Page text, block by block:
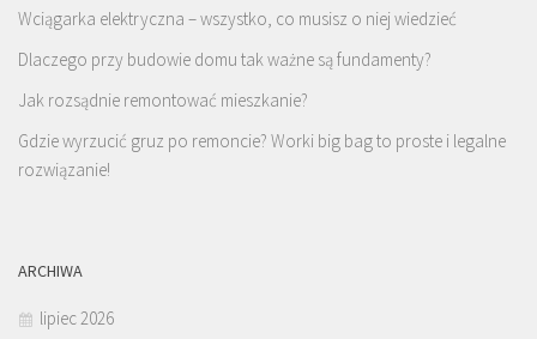
Wciągarka elektryczna – wszystko, co musisz o niej wiedzieć
Dlaczego przy budowie domu tak ważne są fundamenty?
Jak rozsądnie remontować mieszkanie?
Gdzie wyrzucić gruz po remoncie? Worki big bag to proste i legalne
rozwiązanie!
ARCHIWA
lipiec 2026